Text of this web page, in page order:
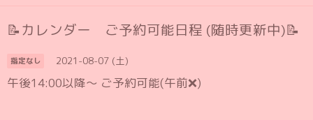
📝カレンダー ご予約可能日程 (随時更新中)📝
指定なし 2021-08-07 (土)
午後14:00以降〜 ご予約可能(午前❌)